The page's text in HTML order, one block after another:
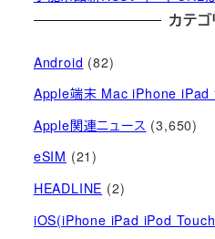
カテゴ
Android (82)
Apple端末 Mac iPhone iPad
Apple関連ニュース (3,650)
eSIM (21)
HEADLINE (2)
iOS(iPhone iPad iPod